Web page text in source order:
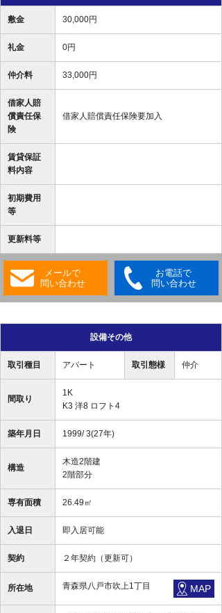
敷金 30,000円
礼金 0円
仲介料 33,000円
借家人賠
償責任保
険
借家人賠償責任保険要加入
賃貸保証
料内容
初期費用
等
更新料等
メールで
問い合わせ
お電話で
問い合わせ
設備その他
取引種目 アパート 取引態様 仲介
間取り
1K
K3 洋8 ロフト4
築年月日 1999/ 3(27年)
構造
木造2階建
2階部分
専有面積 26.49㎡
入退日 即入居可能
契約 ２年契約（更新可）
所在地 青森県八戸市吹上1丁目 MAP